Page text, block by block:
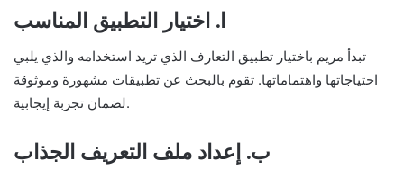
ا. اختيار التطبيق المناسب
تبدأ مريم باختيار تطبيق التعارف الذي تريد استخدامه والذي يلبي
احتياجاتها واهتماماتها. تقوم بالبحث عن تطبيقات مشهورة وموثوقة
لضمان تجربة إيجابية.
ب. إعداد ملف التعريف الجذاب